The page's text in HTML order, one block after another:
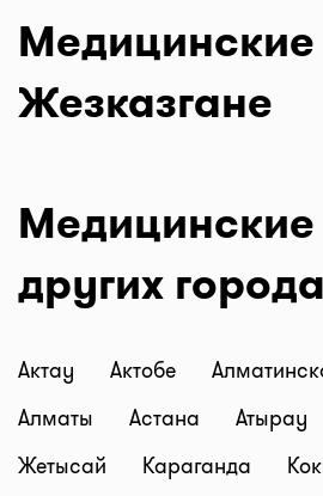
Медицинские
Жезказгане
Медицинские
других
Актау Актобе
Алматы
Астана Атырау
Жетысай
Караганда